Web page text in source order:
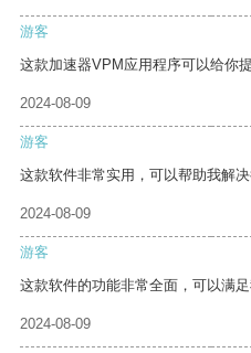
游客
这款加速器VPM应用程序可以给你
2024-08-09
游客
这款软件非常实用，可以帮助我解决
2024-08-09
游客
这款软件的功能非常全面，可以满足
2024-08-09